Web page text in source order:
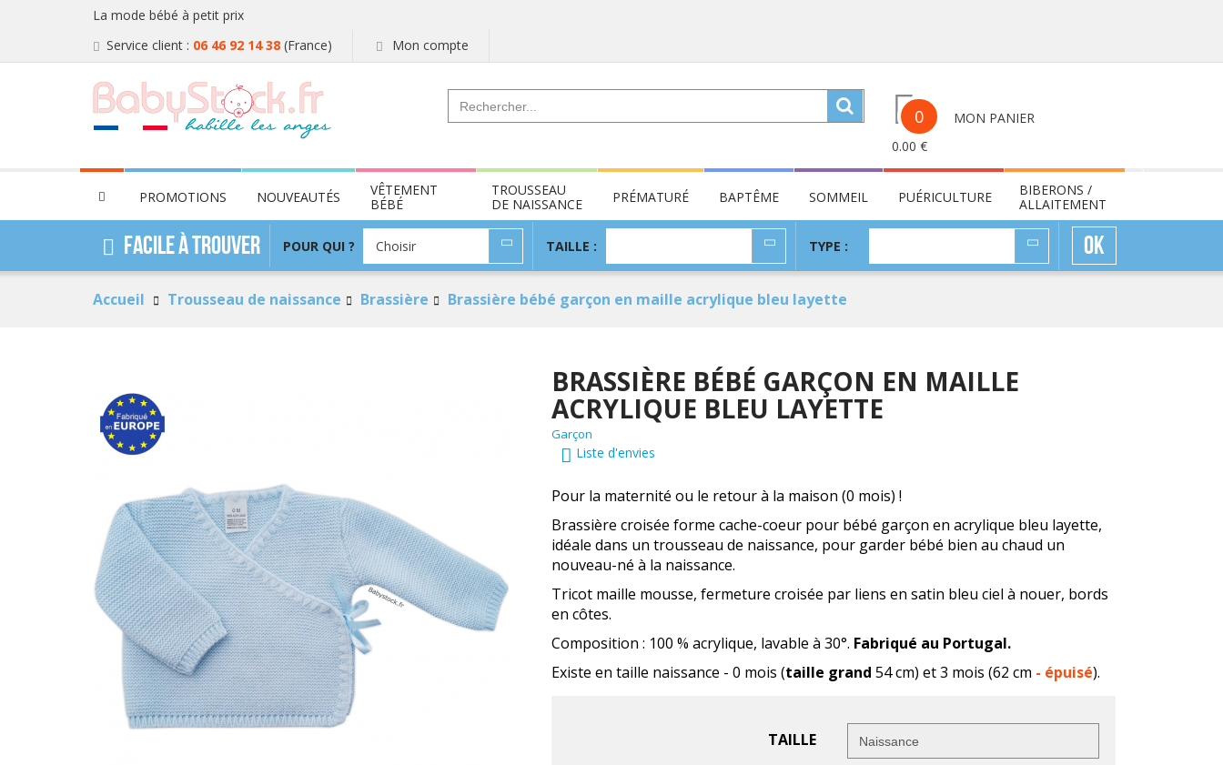
La mode bébé à petit prix
Service client : 06 46 92 14 38 (France) Mon compte
0
MON PANIER
0.00 €
PROMOTIONS NOUVEAUTÉS
VÊTEMENT
BÉBÉ
TROUSSEAU
DE NAISSANCE
PRÉMATURÉ BAPTÊME SOMMEIL PUÉRICULTURE
BIBERONS /
ALLAITEMENT
Facile à trouver POUR QUI ? Choisir
POUR
QUI
?
TAILLE : TYPE : OK
Accueil Trousseau de naissance Brassière Brassière bébé garçon en maille acrylique bleu layette
BRASSIÈRE BÉBÉ GARÇON EN MAILLE
ACRYLIQUE BLEU LAYETTE
Garçon
Liste d'envies
Pour la maternité ou le retour à la maison (0 mois) !
Brassière croisée forme cache-coeur pour bébé garçon en acrylique bleu layette,
idéale dans un trousseau de naissance, pour garder bébé bien au chaud un
nouveau-né à la naissance.
Tricot maille mousse, fermeture croisée par liens en satin bleu ciel à nouer, bords
en côtes.
Composition : 100 % acrylique, lavable à 30°. Fabriqué au Portugal.
Existe en taille naissance - 0 mois (taille grand 54 cm) et 3 mois (62 cm - épuisé).
TAILLE